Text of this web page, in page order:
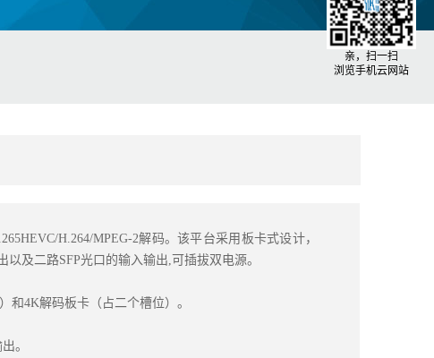
H.264/MPEG-2解码。该平台采用板卡式设计，
及二路SFP光口的输入输出,可插拔双电源。
和4K解码板卡（占二个槽位）。
。
亲，扫一扫
浏览手机云网站